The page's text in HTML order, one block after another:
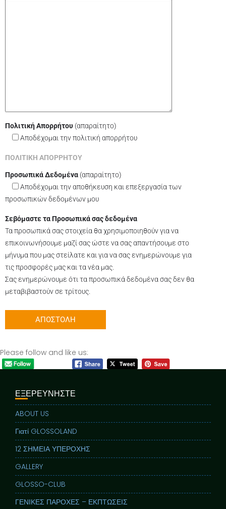
Πολιτική Απορρήτου (απαραίτητο)
Aποδέχομαι την πολιτική απορρήτου
ΠΟΛΙΤΙΚΗ ΑΠΟΡΡΗΤΟΥ
Προσωπικά Δεδομένα (απαραίτητο)
Αποδέχομαι την αποθήκευση και επεξεργασία των
προσωπικών δεδομένων μου
Σεβόμαστε τα Προσωπικά σας δεδομένα
Τα προσωπικά σας στοιχεία θα χρησιμοποιηθούν για να
επικοινωνήσουμε μαζί σας ώστε να σας απαντήσουμε στο
μήνυμα που μας στείλατε και για να σας ενημερώνουμε για
τις προσφορές μας και τα νέα μας.
Σας ενημερώνουμε ότι τα προσωπικά δεδομένα σας δεν θα
μεταβιβαστούν σε τρίτους.
Please follow and like us:
ΕΞΕΡΕΥΝΗΣΤΕ
ABOUT US
Γιατί GLOSSOLAND
12 ΣΗΜΕΙΑ ΥΠΕΡΟΧΗΣ
GALLERY
GLOSSO-CLUB
ΓΕΝΙΚΕΣ ΠΑΡΟΧΕΣ – ΕΚΠΤΩΣΕΙΣ